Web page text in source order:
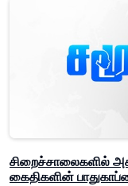
சிறைச்சாலைகளில்
கைதிகளின்